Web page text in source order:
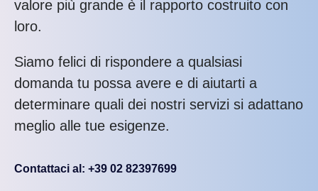
valore più grande è il rapporto costruito con
loro.
Siamo felici di rispondere a qualsiasi
domanda tu possa avere e di aiutarti a
determinare quali dei nostri servizi si adattano
meglio alle tue esigenze.
Contattaci al: +39 02 82397699